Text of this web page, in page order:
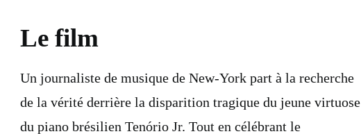
Le film
Un journaliste de musique de New-York part à la recherche
de la vérité derrière la disparition tragique du jeune virtuose
du piano brésilien Tenório Jr. Tout en célébrant le